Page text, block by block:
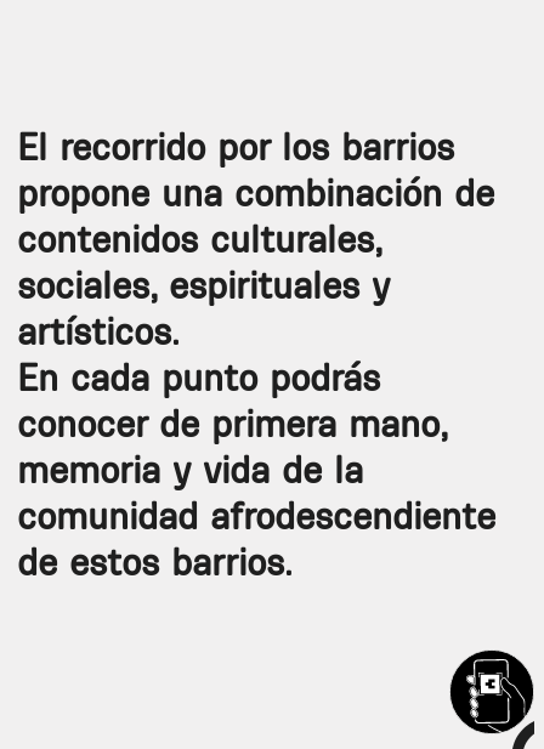
El recorrido por los barrios
propone una combinación de
contenidos culturales,
sociales, espirituales y
artísticos.
En cada punto podrás
conocer de primera mano,
memoria y vida de la
comunidad afrodescendiente
de estos barrios.